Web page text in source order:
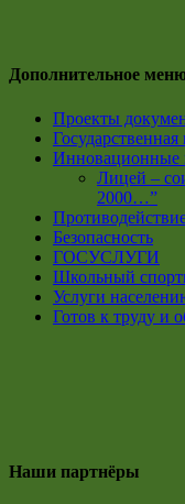
Дополнительное
Проекты
Государственная
Инновационные
Лицей –
2000…”
Безопасность
ГОСУСЛУГИ
Школьный
Услуги
Готов к труду и
Наши партнёры